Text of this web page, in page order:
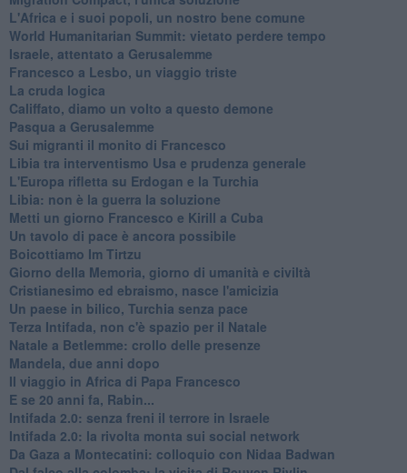
L'Africa e i suoi popoli, un nostro bene comune
World Humanitarian Summit: vietato perdere tempo
Israele, attentato a Gerusalemme
Francesco a Lesbo, un viaggio triste
La cruda logica
Califfato, diamo un volto a questo demone
Pasqua a Gerusalemme
Sui migranti il monito di Francesco
Libia tra interventismo Usa e prudenza generale
L'Europa rifletta su Erdogan e la Turchia
Libia: non è la guerra la soluzione
Metti un giorno Francesco e Kirill a Cuba
Un tavolo di pace è ancora possibile
Boicottiamo Im Tirtzu
Giorno della Memoria, giorno di umanità e civiltà
Cristianesimo ed ebraismo, nasce l'amicizia
Un paese in bilico, Turchia senza pace
Terza Intifada, non c'è spazio per il Natale
Natale a Betlemme: crollo delle presenze
Mandela, due anni dopo
Il viaggio in Africa di Papa Francesco
E se 20 anni fa, Rabin...
Intifada 2.0: senza freni il terrore in Israele
Intifada 2.0: la rivolta monta sui social network
Da Gaza a Montecatini: colloquio con Nidaa Badwan